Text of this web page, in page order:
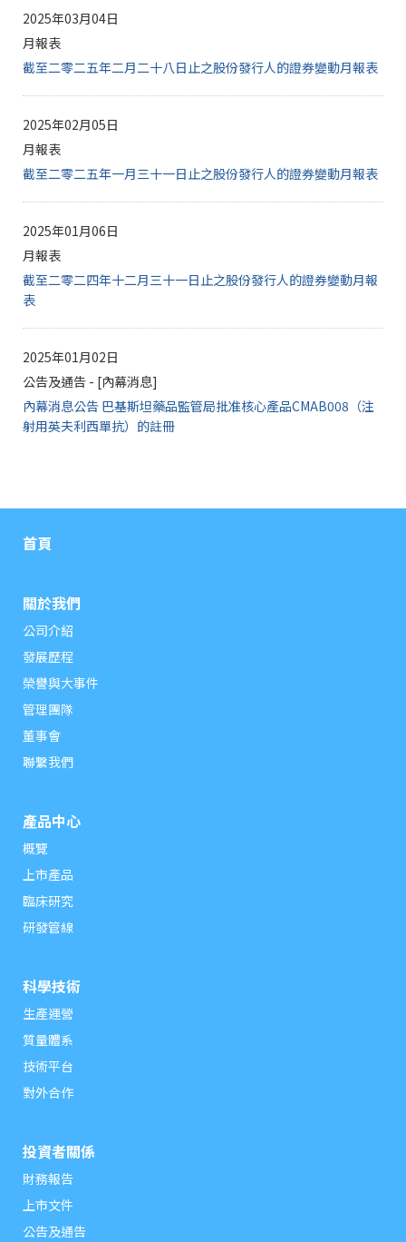
2025年03月04日
月報表
截至二零二五年二月二十八日止之股份發行人的證券變動月報表
2025年02月05日
月報表
截至二零二五年一月三十一日止之股份發行人的證券變動月報表
2025年01月06日
月報表
截至二零二四年十二月三十一日止之股份發行人的證券變動月報
表
2025年01月02日
公告及通告 - [內幕消息]
內幕消息公告 巴基斯坦藥品監管局批准核心產品CMAB008（注
射用英夫利西單抗）的註冊
首頁
關於我們
公司介紹
發展歷程
榮譽與大事件
管理團隊
董事會
聯繫我們
產品中心
概覽
上市產品
臨床研究
研發管線
科學技術
生產運營
質量體系
技術平台
對外合作
投資者關係
財務報告
上市文件
公告及通告